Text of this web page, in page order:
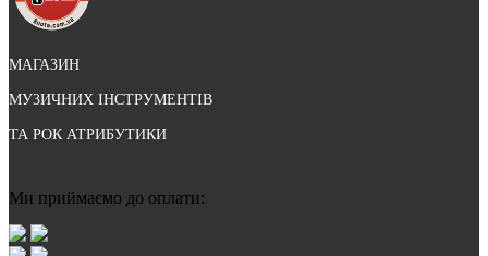
МАГАЗИН
МУЗИЧНИХ ІНСТРУМЕНТІВ
ТА РОК АТРИБУТИКИ
Ми приймаємо до оплати: